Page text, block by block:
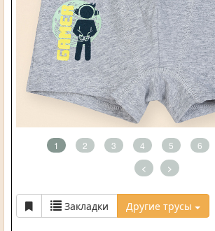
1 2 3 4 5 6
< >
Закладки Другие трусы